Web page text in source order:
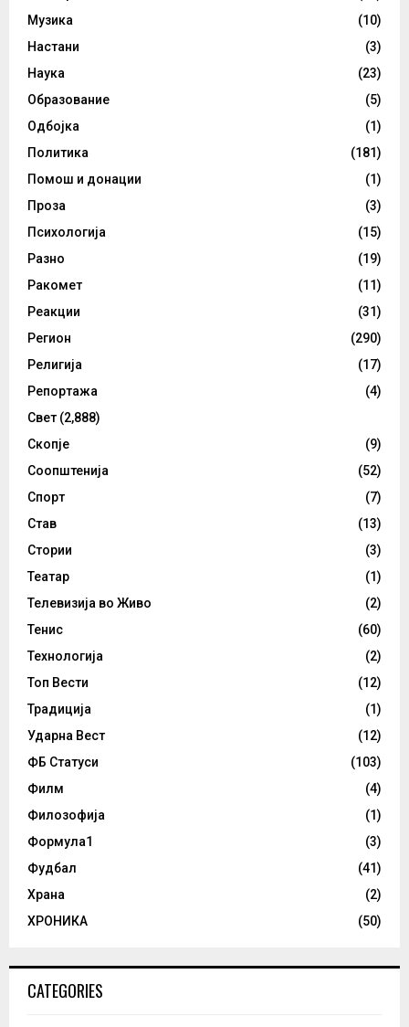
Музика
(10)
Настани
(3)
Наука
(23)
Образование
(5)
Одбојка
(1)
Политика
(181)
Помош и донации
(1)
Проза
(3)
Психологија
(15)
Разно
(19)
Ракомет
(11)
Реакции
(31)
Регион
(290)
Религија
(17)
Репортажа
(4)
Свет (2,888)
Скопје
(9)
Соопштенија
(52)
Спорт
(7)
Став
(13)
Стории
(3)
Театар
(1)
Телевизија во Живо
(2)
Тенис
(60)
Технологија
(2)
Топ Вести
(12)
Традиција
(1)
Ударна Вест
(12)
ФБ Статуси
(103)
Филм
(4)
Филозофија
(1)
Формула1
(3)
Фудбал
(41)
Храна
(2)
ХРОНИКА
(50)
CATEGORIES